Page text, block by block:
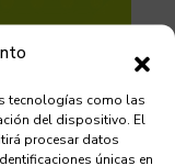
tecnologías como las
del dispositivo. El
procesar datos
únicas en